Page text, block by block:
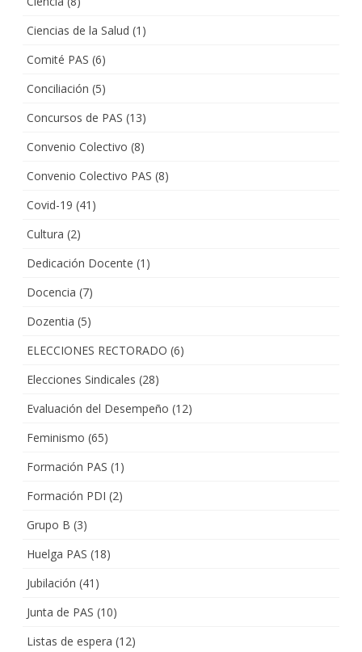
Ciencias de la Salud (1)
Comité PAS (6)
Conciliación (5)
Concursos de PAS (13)
Convenio Colectivo (8)
Convenio Colectivo PAS (8)
Covid-19 (41)
Cultura (2)
Dedicación Docente (1)
Docencia (7)
Dozentia (5)
ELECCIONES RECTORADO (6)
Elecciones Sindicales (28)
Evaluación del Desempeño (12)
Feminismo (65)
Formación PAS (1)
Formación PDI (2)
Grupo B (3)
Huelga PAS (18)
Jubilación (41)
Junta de PAS (10)
Listas de espera (12)